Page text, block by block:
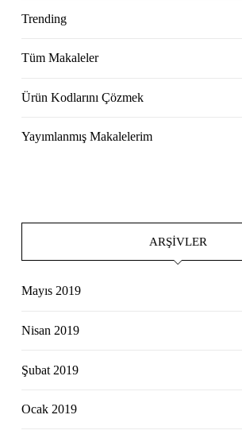
Trending
Tüm Makaleler
Ürün Kodlarını Çözmek
Yayımlanmış Makalelerim
ARŞIVLER
Mayıs 2019
Nisan 2019
Şubat 2019
Ocak 2019